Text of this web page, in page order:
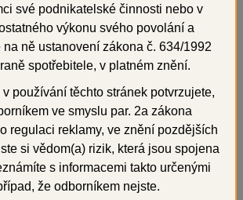
+
své podnikatelské činnosti nebo v
výkonu svého povolání a
na ně ustanovení zákona č. 634/1992
spotřebitele, v platném znění.
používání těchto stránek potvrzujete,
ve smyslu par. 2a zákona
regulaci reklamy, ve znění pozdějších
si vědom(a) rizik, která jsou spojena
s informacemi takto určenými
že odborníkem nejste.